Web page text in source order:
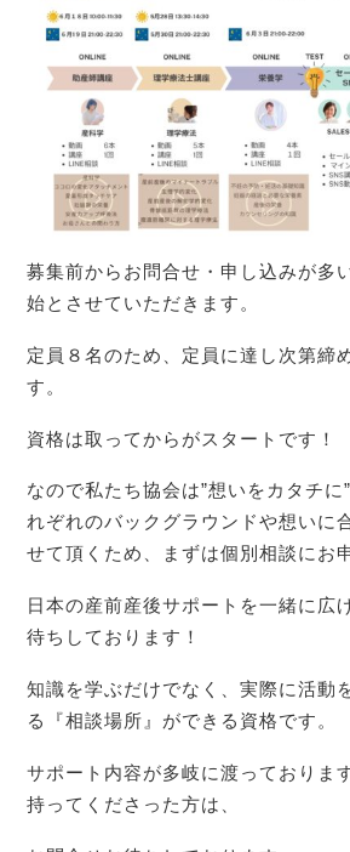
募集前からお問合せ・申し込みが多
始とさせていただきます。
定員８名のため、定員に達し次第締
す。
資格は取ってからがスタートです！
なので私たち協会は”想いをカタチに
れぞれのバックグラウンドや想いに
せて頂くため、まずは個別相談にお
日本の産前産後サポートを一緒に広
待ちしております！
知識を学ぶだけでなく、実際に活動
る『相談場所』ができる資格です。
サポート内容が多岐に渡っておりま
持ってくださった方は、